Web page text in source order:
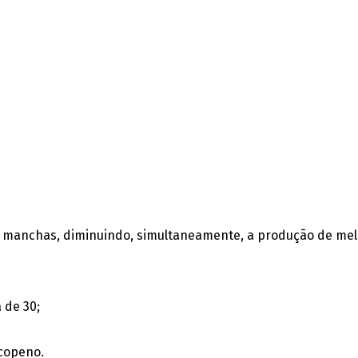
diminuindo, simultaneamente, a produção de
30;